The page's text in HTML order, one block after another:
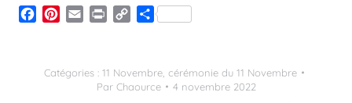
Facebook
Pinterest
Email Print
CopyPartager
Catégories : 11 Novembre, cérémonie du 11 Novembre
Par Chaource
4 novembre 2022